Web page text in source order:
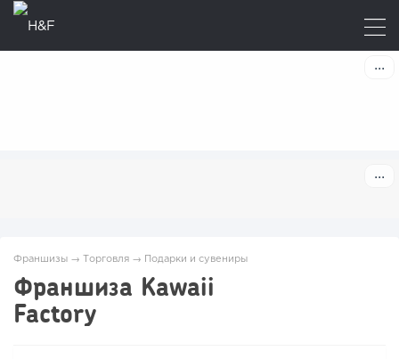
Франшизы → Торговля → Подарки и сувениры
Франшиза Kawaii
Factory